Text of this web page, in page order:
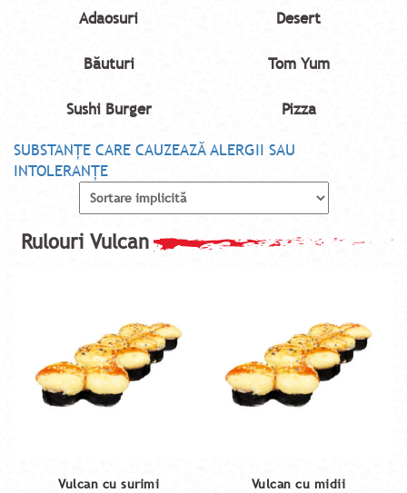
Adaosuri Desert
Băuturi Tom Yum
Sushi Burger
Pizza
SUBSTANŢE CARE CAUZEAZĂ ALERGII SAU
INTOLERANŢE
Vulcan cu surimi Vulcan cu midii